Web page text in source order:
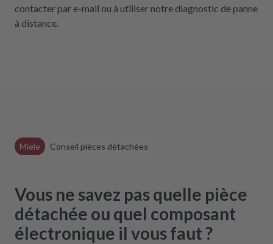
contacter par e-mail ou à utiliser notre diagnostic de panne
à distance.
Miele Conseil pièces détachées
Vous ne savez pas quelle pièce
détachée ou quel composant
électronique il vous faut ?